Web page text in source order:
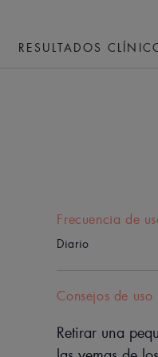
RESULTADOS
Frecuencia de
Diario
Consejos de uso
Retirar una